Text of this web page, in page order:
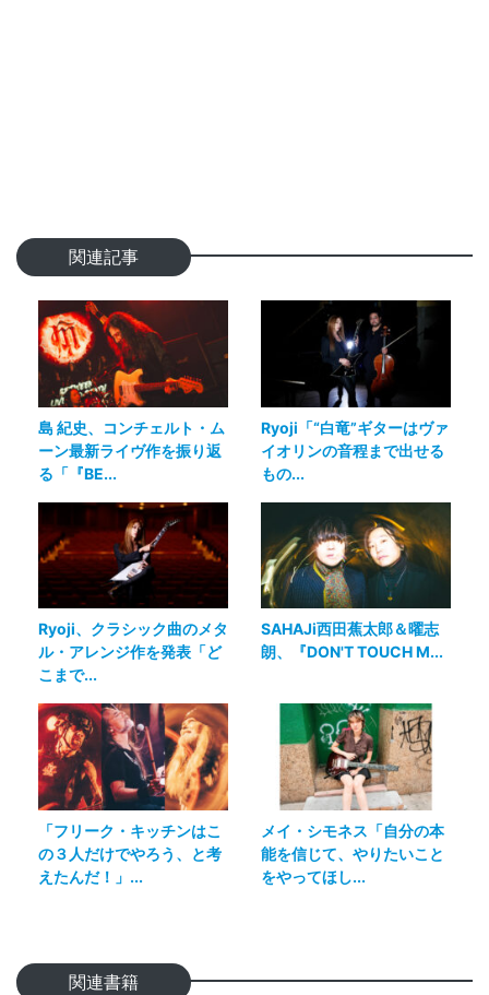
関連記事
島 紀史、コンチェルト・ム
ーン最新ライヴ作を振り返
る「『BE...
Ryoji「“白竜”ギターはヴァ
イオリンの音程まで出せる
もの...
Ryoji、クラシック曲のメタ
ル・アレンジ作を発表「ど
こまで...
SAHAJi西田蕉太郎＆曜志
朗、『DON'T TOUCH M...
「フリーク・キッチンはこ
の３人だけでやろう、と考
えたんだ！」...
メイ・シモネス「自分の本
能を信じて、やりたいこと
をやってほし...
関連書籍